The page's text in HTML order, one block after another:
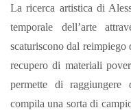
La ricerca artistica di
temporale dell’arte
scaturiscono dal
recupero di materiali
permette di raggiungere
compila una sorta di